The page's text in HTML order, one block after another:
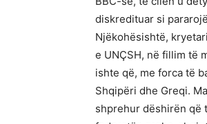
diskredituar si
Njëkohësishtë,
e UNÇSH, në fillim të
ishte që, me forca të
Shqipëri dhe Greqi.
shprehur dëshirën që